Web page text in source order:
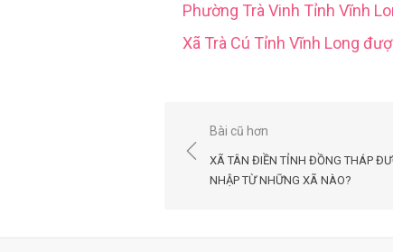
Phường Trà Vinh Tỉnh Vĩnh
Xã Trà Cú Tỉnh Vĩnh Long
Điều
hướng
Bài cũ hơn
XÃ TÂN ĐIỀN TỈNH ĐỒNG THÁP
NHẬP TỪ NHỮNG XÃ NÀO?